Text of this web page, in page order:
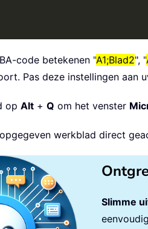
code betekenen "A1;Blad2", "
Pas deze instellingen aan
op Alt + Q om het venster
werkblad direct
Slimme